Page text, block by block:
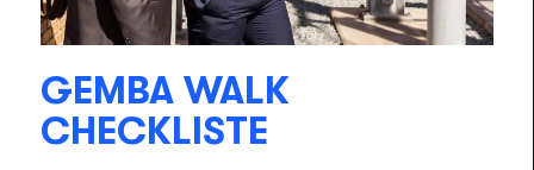
GEMBA WALK
CHECKLISTE